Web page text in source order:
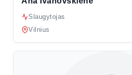
Slaugytojas
Vilnius